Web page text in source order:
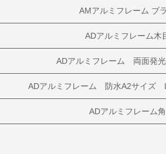
AMアルミフレーム ブ
ADアルミフレーム木
ADアルミフレーム 両面発光
ADアルミフレーム 防水A2サイズ
ADアルミフレーム